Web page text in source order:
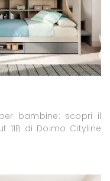
bambine: scopri il
di Doimo Cityline